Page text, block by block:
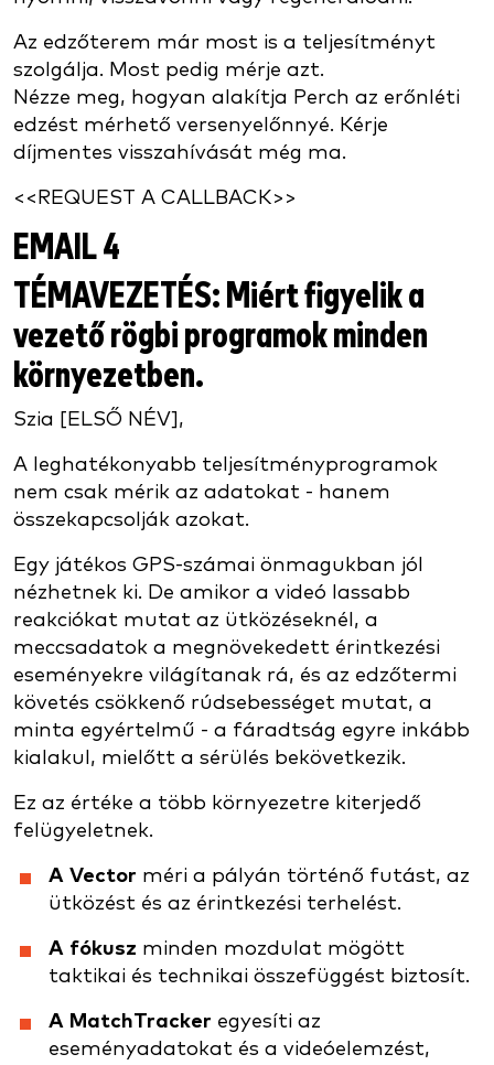
Az edzőterem már most is a teljesítményt
szolgálja. Most pedig mérje azt.
Nézze meg, hogyan alakítja Perch az erőnléti
edzést mérhető versenyelőnnyé. Kérje
díjmentes visszahívását még ma.
<<REQUEST A CALLBACK>>
EMAIL 4
TÉMAVEZETÉS: Miért figyelik a
vezető rögbi programok minden
környezetben.
Szia [ELSŐ NÉV],
A leghatékonyabb teljesítményprogramok
nem csak mérik az adatokat - hanem
összekapcsolják azokat.
Egy játékos GPS-számai önmagukban jól
nézhetnek ki. De amikor a videó lassabb
reakciókat mutat az ütközéseknél, a
meccsadatok a megnövekedett érintkezési
eseményekre világítanak rá, és az edzőtermi
követés csökkenő rúdsebességet mutat, a
minta egyértelmű - a fáradtság egyre inkább
kialakul, mielőtt a sérülés bekövetkezik.
Ez az értéke a több környezetre kiterjedő
felügyeletnek.
A Vector méri a pályán történő futást, az
ütközést és az érintkezési terhelést.
A fókusz minden mozdulat mögött
taktikai és technikai összefüggést biztosít.
A MatchTracker egyesíti az
eseményadatokat és a videóelemzést,